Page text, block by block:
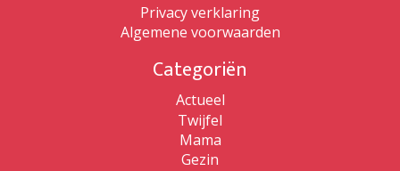
Privacy verklaring
Algemene voorwaarden
Categoriën
Actueel
Twijfel
Mama
Gezin